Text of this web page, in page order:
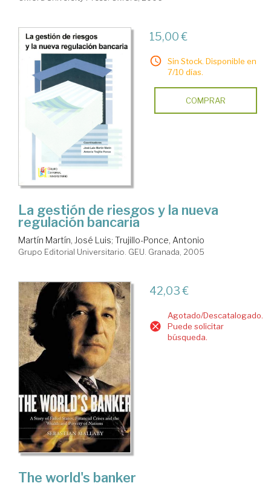
15,00 €
Sin Stock. Disponible en
7/10 días.
COMPRAR
La gestión de riesgos y la nueva
regulación bancaria
Martín Martín, José Luis; Trujillo-Ponce, Antonio
Grupo Editorial Universitario. GEU. Granada, 2005
42,03 €
Agotado/Descatalogado.
Puede solicitar
búsqueda.
The world's banker